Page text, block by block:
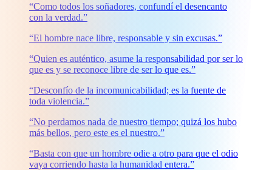
“Como todos los soñadores, confundí el desencanto
con la verdad.”
“El hombre nace libre, responsable y sin excusas.”
“Quien es auténtico, asume la responsabilidad por ser lo
que es y se reconoce libre de ser lo que es.”
“Desconfío de la incomunicabilidad; es la fuente de
toda violencia.”
“No perdamos nada de nuestro tiempo; quizá los hubo
más bellos, pero este es el nuestro.”
“Basta con que un hombre odie a otro para que el odio
vaya corriendo hasta la humanidad entera.”